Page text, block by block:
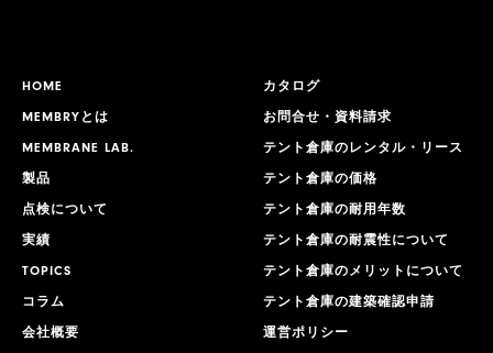
HOME
MEMBRYとは
MEMBRANE LAB.
製品
点検について
実績
TOPICS
コラム
会社概要
カタログ
お問合せ・資料請求
テント倉庫のレンタル・リース
テント倉庫の価格
テント倉庫の耐用年数
テント倉庫の耐震性について
テント倉庫のメリットについて
テント倉庫の建築確認申請
運営ポリシー